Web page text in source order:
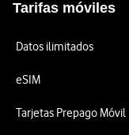
Tarifas móviles
Datos ilimitados
eSIM
Tarjetas Prepago Móvil